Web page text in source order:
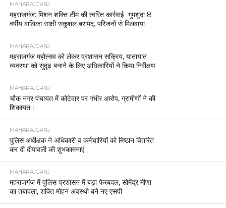
MAHARAJGANJ
महराजगंज: मिशन शक्ति टीम की त्वरित कार्रवाई गुमशुदा 8
वर्षीय बालिका साक्षी सकुशल बरामद, परिजनों से मिलवाया
MAHARAJGANJ
महराजगंज महोत्सव को लेकर प्रशासन सक्रिय, यातायात
व्यवस्था को सुदृढ़ बनाने के लिए अधिकारियों ने किया निरीक्षण
MAHARAJGANJ
चौक नगर पंचायत में कोटेदार पर गंभीर आरोप, ग्रामीणों ने की
शिकायत।
MAHARAJGANJ
पुलिस अधीक्षक ने अधिकारी व कर्मचारियों को मिष्ठान वितरित
कर दी दीपावली की शुभकामनाएं
MAHARAJGANJ
महराजगंज में पुलिस प्रशासन में बड़ा फेरबदल, सोमेंद्र मीणा
का तबादला, शक्ति मोहन अवस्थी बने नए एसपी